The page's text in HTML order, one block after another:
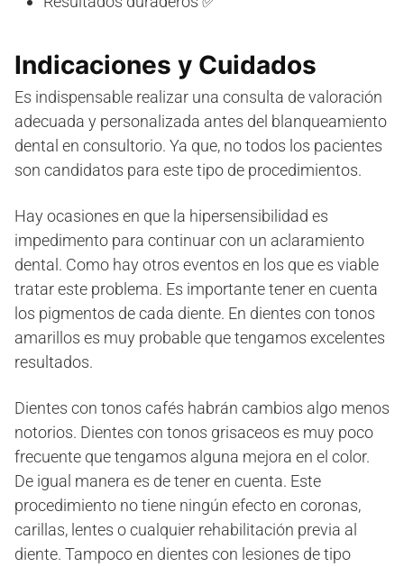
Indicaciones y Cuidados
Es indispensable realizar una consulta de valoración
adecuada y personalizada antes del blanqueamiento
dental en consultorio. Ya que, no todos los pacientes
son candidatos para este tipo de procedimientos.
Hay ocasiones en que la hipersensibilidad es
impedimento para continuar con un aclaramiento
dental. Como hay otros eventos en los que es viable
tratar este problema. Es importante tener en cuenta
los pigmentos de cada diente. En dientes con tonos
amarillos es muy probable que tengamos excelentes
resultados.
Dientes con tonos cafés habrán cambios algo menos
notorios. Dientes con tonos grisaceos es muy poco
frecuente que tengamos alguna mejora en el color.
De igual manera es de tener en cuenta. Este
procedimiento no tiene ningún efecto en coronas,
carillas, lentes o cualquier rehabilitación previa al
diente. Tampoco en dientes con lesiones de tipo